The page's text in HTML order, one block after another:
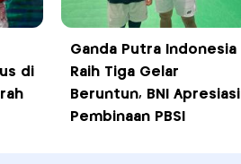
di
Ganda Putra Indonesia
Raih Tiga Gelar
Beruntun, BNI Apresiasi
Pembinaan PBSI